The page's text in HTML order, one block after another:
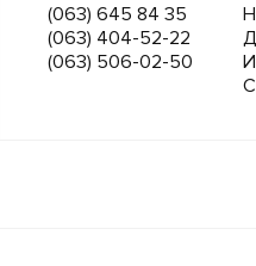
(063) 645 84 35
(063) 404-52-22
(063) 506-02-50